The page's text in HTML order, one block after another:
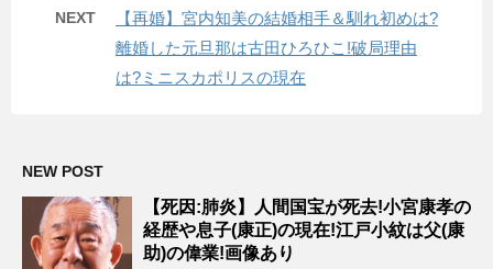
NEXT
【再婚】宮内知美の結婚相手＆馴れ初めは?
離婚した元旦那は古田ひろひこ!破局理由
は?ミニスカポリスの現在
NEW POST
【死因:肺炎】人間国宝が死去!小宮康孝の
経歴や息子(康正)の現在!江戸小紋は父(康
助)の偉業!画像あり